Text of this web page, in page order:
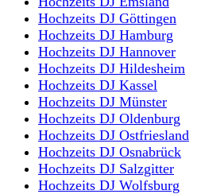
Hochzeits DJ Göttingen
Hochzeits DJ Hamburg
Hochzeits DJ Hannover
Hochzeits DJ Hildesheim
Hochzeits DJ Kassel
Hochzeits DJ Münster
Hochzeits DJ Oldenburg
Hochzeits DJ Ostfriesland
Hochzeits DJ Osnabrück
Hochzeits DJ Salzgitter
Hochzeits DJ Wolfsburg